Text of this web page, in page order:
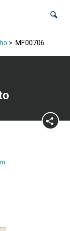
> MF.00706